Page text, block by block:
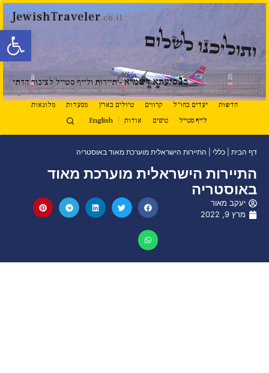
פתח
JewishTraveler.co.il
ותוליכנו לשלום
בנסיעתא דשמיא- תיירות ולייף סטייל לציבור הדתי
חדשות יעדים בחו"ל קרוזים טיולים בארץ מסעדות
מלונאות
לייף סטייל
טיפים אודות English
דף הבית כללי התיירות הישראלית מוערכת מאוד באוסטריה
התיירות הישראלית מוערכת מאוד
באוסטריה
יעקב מאור
מרץ 9, 2022